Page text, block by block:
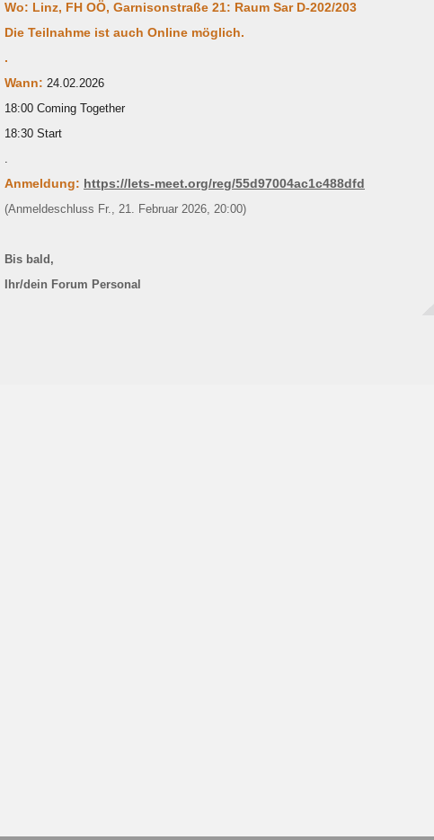
Wo: Linz, FH OÖ, Garnisonstraße 21: Raum Sar D-202/203
Die Teilnahme ist auch Online möglich.
.
Wann: 24.02.2026
18:00 Coming Together
18:30 Start
.
Anmeldung: https://lets-meet.org/reg/55d97004ac1c488dfd
(Anmeldeschluss Fr., 21. Februar 2026, 20:00)
Bis bald,
Ihr/dein Forum Personal